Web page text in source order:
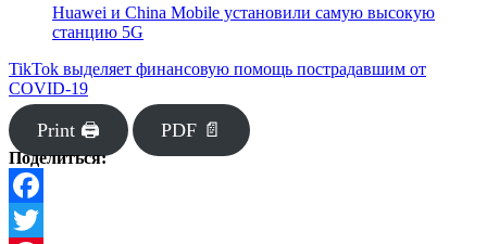
Huawei и China Mobile установили самую высокую
станцию 5G
TikTok выделяет финансовую помощь пострадавшим от
COVID-19
Print 🖨 PDF 📄
Поделиться:
Facebook